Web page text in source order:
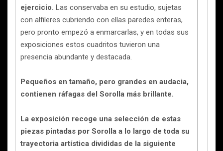
ejercicio. Las conservaba en su estudio, sujetas
con alfileres cubriendo con ellas paredes enteras,
pero pronto empezó a enmarcarlas, y en todas sus
exposiciones estos cuadritos tuvieron una
presencia abundante y destacada.
Pequeños en tamaño, pero grandes en audacia,
contienen ráfagas del Sorolla más brillante.
La exposición recoge una selección de estas
piezas pintadas por Sorolla a lo largo de toda su
trayectoria artística divididas de la siguiente